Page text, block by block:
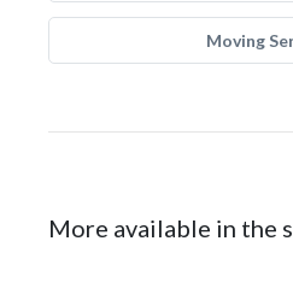
Moving
More available in the